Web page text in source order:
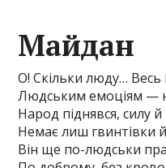
Майдан
О! Скільки люду…
Людським емоціям —
Народ піднявся, силу
Немає лиш гвинтівки
Він ще по-людськи